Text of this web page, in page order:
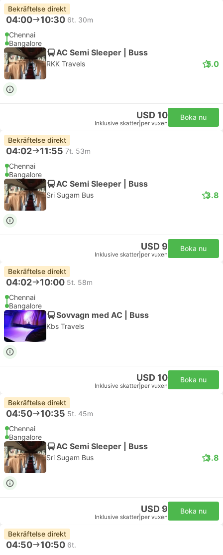
Bekräftelse direkt
04:00 10:30 6t. 30m
Chennai
Bangalore
AC Semi Sleeper | Buss
RKK Travels 5.0
USD 10
Inklusive skatter per vuxen
Boka nu
Bekräftelse direkt
04:02 11:55 7t. 53m
Chennai
Bangalore
AC Semi Sleeper | Buss
Sri Sugam Bus 3.8
USD 9
Inklusive skatter per vuxen
Boka nu
Bekräftelse direkt
04:02 10:00 5t. 58m
Chennai
Bangalore
Sovvagn med AC | Buss
Kbs Travels
USD 10
Inklusive skatter per vuxen
Boka nu
Bekräftelse direkt
04:50 10:35 5t. 45m
Chennai
Bangalore
AC Semi Sleeper | Buss
Sri Sugam Bus 3.8
USD 9
Inklusive skatter per vuxen
Boka nu
Bekräftelse direkt
04:50 10:50 6t.